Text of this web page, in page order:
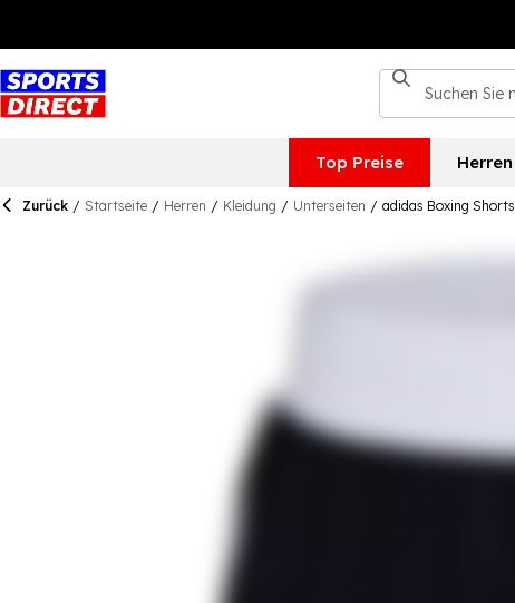
Top Preise Herren
Zurück / Startseite / Herren / Kleidung / Unterseiten / adidas Boxing Shorts